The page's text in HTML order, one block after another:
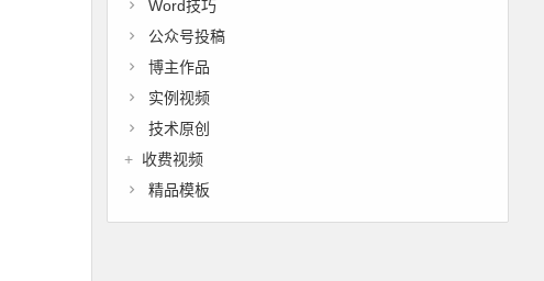
Word技巧
公众号投稿
博主作品
实例视频
技术原创
收费视频
精品模板